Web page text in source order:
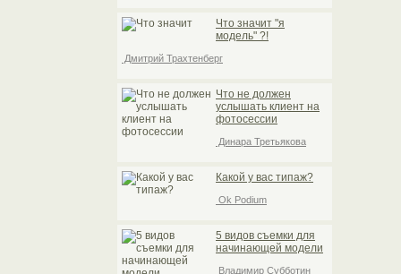
Что значит "я
модель" ?!
Дмитрий Трахтенберг
Что не должен
услышать клиент на
фотосессии
Динара Третьякова
Какой у вас типаж?
Ok Podium
5 видов съемки для
начинающей модели
Владимир Субботин